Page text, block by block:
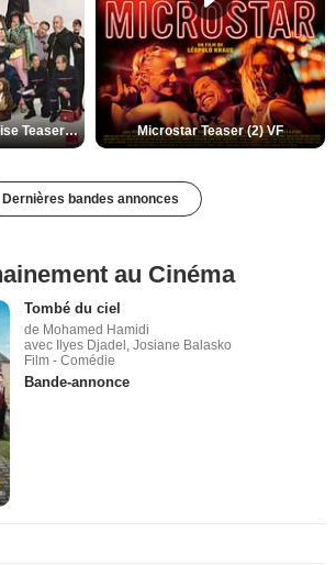
De la Comédie-Française Teaser (3) VF Microstar Teaser (2) VF
Dernières bandes annonces
au Cinéma
Tombé du ciel
de Mohamed Hamidi
avec Ilyes Djadel, Josiane Balasko
Film - Comédie
Bande-annonce